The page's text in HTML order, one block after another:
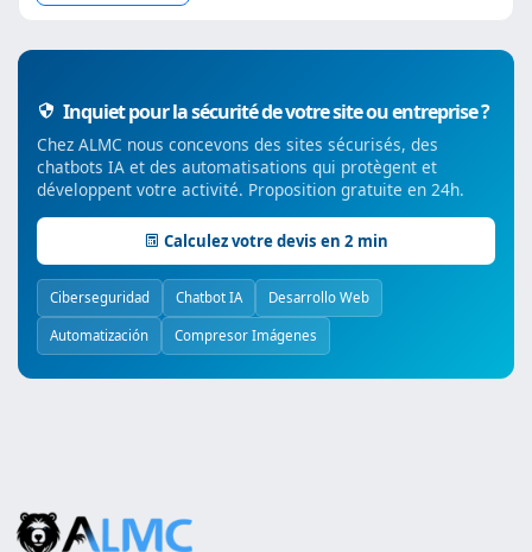
Inquiet pour la sécurité de votre site ou entreprise ?
Chez ALMC nous concevons des sites sécurisés, des
chatbots IA et des automatisations qui protègent et
développent votre activité. Proposition gratuite en 24h.
Calculez votre devis en 2 min
Ciberseguridad Chatbot IA Desarrollo Web
Automatización Compresor Imágenes